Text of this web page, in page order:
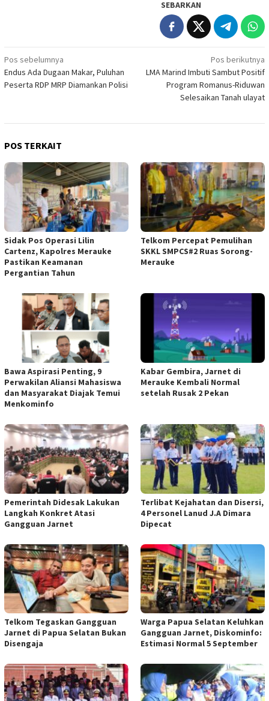
SEBARKAN
Navigasi
pos
Pos sebelumnya
Endus Ada Dugaan Makar, Puluhan
Peserta RDP MRP Diamankan Polisi
Pos berikutnya
LMA Marind Imbuti Sambut Positif
Program Romanus-Riduwan
Selesaikan Tanah ulayat
POS TERKAIT
Sidak Pos Operasi Lilin
Cartenz, Kapolres Merauke
Pastikan Keamanan
Pergantian Tahun
Telkom Percepat Pemulihan
SKKL SMPCS#2 Ruas Sorong-
Merauke
Bawa Aspirasi Penting, 9
Perwakilan Aliansi Mahasiswa
dan Masyarakat Diajak Temui
Menkominfo
Kabar Gembira, Jarnet di
Merauke Kembali Normal
setelah Rusak 2 Pekan
Pemerintah Didesak Lakukan
Langkah Konkret Atasi
Gangguan Jarnet
Terlibat Kejahatan dan Disersi,
4 Personel Lanud J.A Dimara
Dipecat
Telkom Tegaskan Gangguan
Jarnet di Papua Selatan Bukan
Disengaja
Warga Papua Selatan Keluhkan
Gangguan Jarnet, Diskominfo:
Estimasi Normal 5 September